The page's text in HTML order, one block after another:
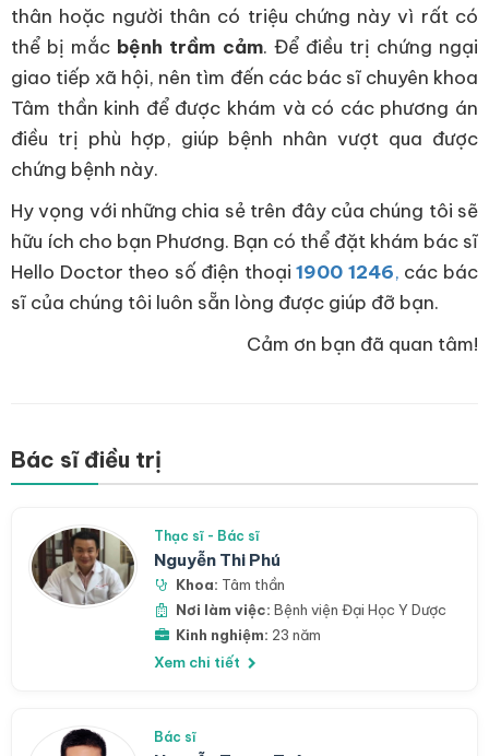
thân hoặc người thân có triệu chứng này vì rất có
thể bị mắc bệnh trầm cảm. Để điều trị chứng ngại
giao tiếp xã hội, nên tìm đến các bác sĩ chuyên khoa
Tâm thần kinh để được khám và có các phương án
điều trị phù hợp, giúp bệnh nhân vượt qua được
chứng bệnh này.
Hy vọng với những chia sẻ trên đây của chúng tôi sẽ
hữu ích cho bạn Phương. Bạn có thể đặt khám bác sĩ
Hello Doctor theo số điện thoại1900 1246, các bác
sĩ của chúng tôi luôn sẵn lòng được giúp đỡ bạn.
Cảm ơn bạn đã quan tâm!
Bác sĩ điều trị
Thạc sĩ - Bác sĩ
Nguyễn Thi Phú
Khoa: Tâm thần
Nơi làm việc: Bệnh viện Đại Học Y Dược
Kinh nghiệm: 23 năm
Xem chi tiết
Bác sĩ